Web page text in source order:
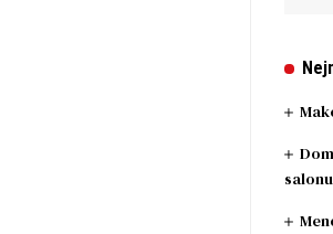
salonu